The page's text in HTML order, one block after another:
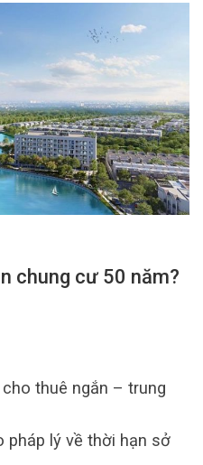
chung cư 50 năm?
thuê ngắn – trung
pháp lý về thời hạn sở